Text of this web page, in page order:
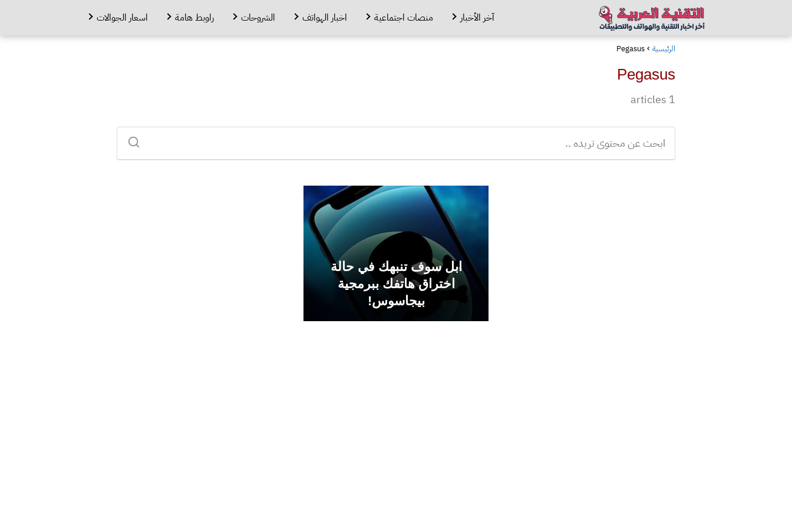
آخر الأخبار منصات اجتماعية اخبار الهواتف الشروحات راوبط هامة اسعار الجوالات
الرئيسية Pegasus
Pegasus
1 articles
ابل سوف تنبهك في حالة
اختراق هاتفك ببرمجية
بيجاسوس!